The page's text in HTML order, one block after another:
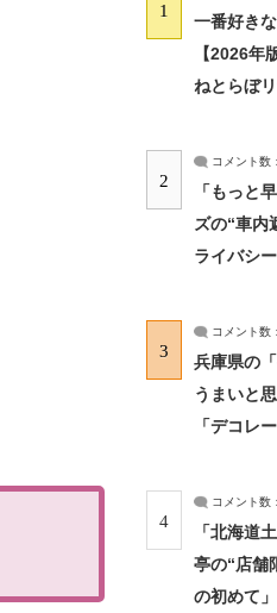
1
一番好き
【2026年
ねとらぼ
2
コメント数：
「もっと
ズの“車
ライバシ
3
コメント数：
兵庫県の
うまいと
「デコレ
4
コメント数：
「北海道
亭の“店舗
の初めて